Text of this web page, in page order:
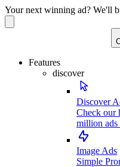
Your next winning ad? We'll
Features
discover
Discover
Check our
million ads
Image Ads
Simple